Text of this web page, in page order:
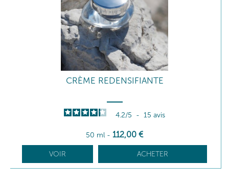
CRÈME REDENSIFIANTE
4.2/5 - 15 avis
50 ml - 112,00 €
VOIR ACHETER